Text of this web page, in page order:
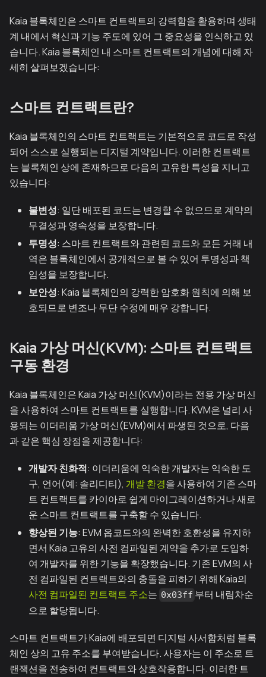
Kaia 블록체인은 스마트 컨트랙트의 강력함을 활용하며 생태
계 내에서 혁신과 기능 주도에 있어 그 중요성을 인식하고 있
습니다. Kaia 블록체인 내 스마트 컨트랙트의 개념에 대해 자
세히 살펴보겠습니다:
스마트 컨트랙트란?
Kaia 블록체인의 스마트 컨트랙트는 기본적으로 코드로 작성
되어 스스로 실행되는 디지털 계약입니다. 이러한 컨트랙트
는 블록체인 상에 존재하므로 다음의 고유한 특성을 지니고
있습니다:
불변성: 일단 배포된 코드는 변경할 수 없으므로 계약의
무결성과 영속성을 보장합니다.
투명성: 스마트 컨트랙트와 관련된 코드와 모든 거래 내
역은 블록체인에서 공개적으로 볼 수 있어 투명성과 책
임성을 보장합니다.
보안성: Kaia 블록체인의 강력한 암호화 원칙에 의해 보
호되므로 변조나 무단 수정에 매우 강합니다.
Kaia 가상 머신(KVM): 스마트 컨트랙트
구동 환경
Kaia 블록체인은 Kaia 가상 머신(KVM)이라는 전용 가상 머신
을 사용하여 스마트 컨트랙트를 실행합니다. KVM은 널리 사
용되는 이더리움 가상 머신(EVM)에서 파생된 것으로, 다음
과 같은 핵심 장점을 제공합니다:
개발자 친화적: 이더리움에 익숙한 개발자는 익숙한 도
구, 언어(예: 솔리디티), 개발 환경을 사용하여 기존 스마
트 컨트랙트를 카이아로 쉽게 마이그레이션하거나 새로
운 스마트 컨트랙트를 구축할 수 있습니다.
향상된 기능: EVM 옵코드와의 완벽한 호환성을 유지하
면서 Kaia 고유의 사전 컴파일된 계약을 추가로 도입하
여 개발자를 위한 기능을 확장했습니다. 기존 EVM의 사
전 컴파일된 컨트랙트와의 충돌을 피하기 위해 Kaia의
사전 컴파일된 컨트랙트 주소는 0x03ff 부터 내림차순
으로 할당됩니다.
스마트 컨트랙트가 Kaia에 배포되면 디지털 사서함처럼 블록
체인 상의 고유 주소를 부여받습니다. 사용자는 이 주소로 트
랜잭션을 전송하여 컨트랙트와 상호작용합니다. 이러한 트